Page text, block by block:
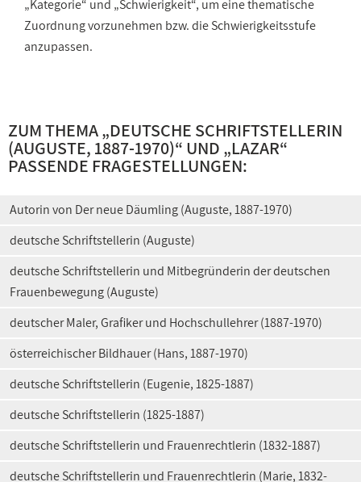
„Kategorie“ und „Schwierigkeit“, um eine thematische
Zuordnung vorzunehmen bzw. die Schwierigkeitsstufe
anzupassen.
ZUM THEMA „DEUTSCHE SCHRIFTSTELLERIN
(AUGUSTE, 1887-1970)“ UND „LAZAR“
PASSENDE FRAGESTELLUNGEN:
Autorin von Der neue Däumling (Auguste, 1887-1970)
deutsche Schriftstellerin (Auguste)
deutsche Schriftstellerin und Mitbegründerin der deutschen
Frauenbewegung (Auguste)
deutscher Maler, Grafiker und Hochschullehrer (1887-1970)
österreichischer Bildhauer (Hans, 1887-1970)
deutsche Schriftstellerin (Eugenie, 1825-1887)
deutsche Schriftstellerin (1825-1887)
deutsche Schriftstellerin und Frauenrechtlerin (1832-1887)
deutsche Schriftstellerin und Frauenrechtlerin (Marie, 1832-